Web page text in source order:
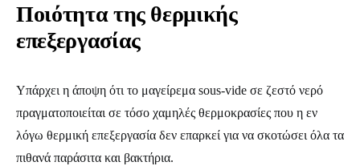
Ποιότητα της θερμικής
επεξεργασίας
Υπάρχει η άποψη ότι το μαγείρεμα sous-vide σε ζεστό νερό
πραγματοποιείται σε τόσο χαμηλές θερμοκρασίες που η εν
λόγω θερμική επεξεργασία δεν επαρκεί για να σκοτώσει όλα τα
πιθανά παράσιτα και βακτήρια.